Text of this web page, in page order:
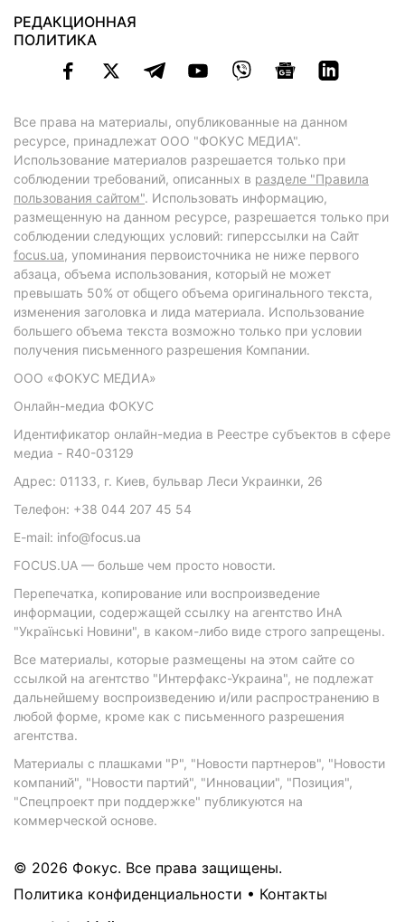
РЕДАКЦИОННАЯ
ПОЛИТИКА
Все права на материалы, опубликованные на данном
ресурсе, принадлежат ООО "ФОКУС МЕДИА".
Использование материалов разрешается только при
соблюдении требований, описанных в разделе "Правила
пользования сайтом". Использовать информацию,
размещенную на данном ресурсе, разрешается только при
соблюдении следующих условий: гиперссылки на Сайт
focus.ua, упоминания первоисточника не ниже первого
абзаца, объема использования, который не может
превышать 50% от общего объема оригинального текста,
изменения заголовка и лида материала. Использование
большего объема текста возможно только при условии
получения письменного разрешения Компании.
ООО «ФОКУС МЕДИА»
Онлайн-медиа ФОКУС
Идентификатор онлайн-медиа в Реестре субъектов в сфере
медиа - R40-03129
Адрес: 01133, г. Киев, бульвар Леси Украинки, 26
Телефон: +38 044 207 45 54
E-mail: info@focus.ua
FOCUS.UA — больше чем просто новости.
Перепечатка, копирование или воспроизведение
информации, содержащей ссылку на агентство ИнА
"Українські Новини", в каком-либо виде строго запрещены.
Все материалы, которые размещены на этом сайте со
ссылкой на агентство "Интерфакс-Украина", не подлежат
дальнейшему воспроизведению и/или распространению в
любой форме, кроме как с письменного разрешения
агентства.
Материалы с плашками "Р", "Новости партнеров", "Новости
компаний", "Новости партий", "Инновации", "Позиция",
"Спецпроект при поддержке" публикуются на
коммерческой основе.
© 2026 Фокус. Все права защищены.
Политика конфиденциальности • Контакты